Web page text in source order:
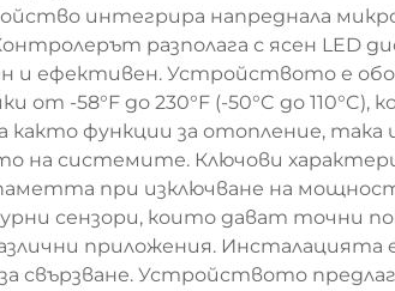
интегрира напреднала
разполага с ясен LED
ефективен. Устройството е
-58°F до 230°F (-50°C до
функции за отопление, така
на системите. Ключови
при изключване на
сензори, които дават точни
приложения. Инсталацията
Устройството